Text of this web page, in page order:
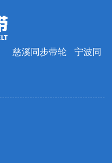
慈溪同步带轮 宁波同